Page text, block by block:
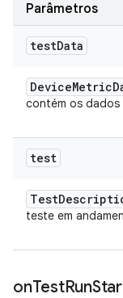
Parâmetros
testData
DeviceMetric
contém os
test
Test
teste em
onTestRun